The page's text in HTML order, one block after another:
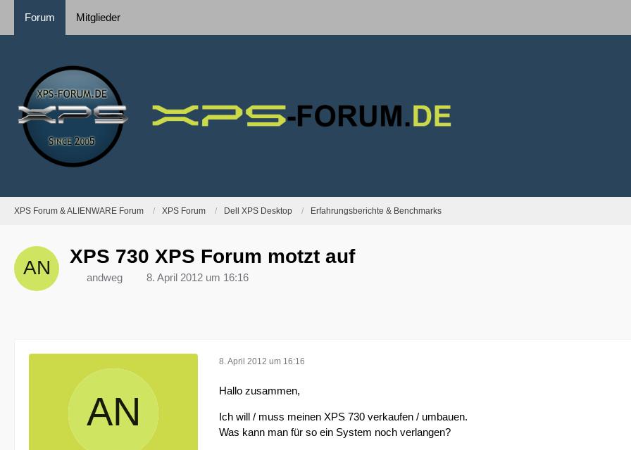
Forum Mitglieder
XPS Forum & ALIENWARE Forum XPS Forum Dell XPS Desktop Erfahrungsberichte & Benchmarks
XPS 730 XPS Forum motzt auf
andweg 8. April 2012 um 16:16
8. April 2012 um 16:16
Hallo zusammen,
Ich will / muss meinen XPS 730 verkaufen / umbauen.
Was kann man für so ein System noch verlangen?